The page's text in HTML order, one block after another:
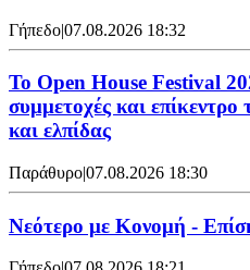
Γήπεδο|07.08.2026 18:32
Το Open House Festival
συμμετοχές και
και ελπίδας
Παράθυρο|07.08.2026 18:30
Νεότερο με Κονομή -